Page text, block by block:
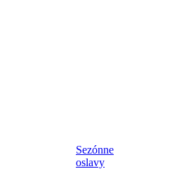
Sezónne
oslavy